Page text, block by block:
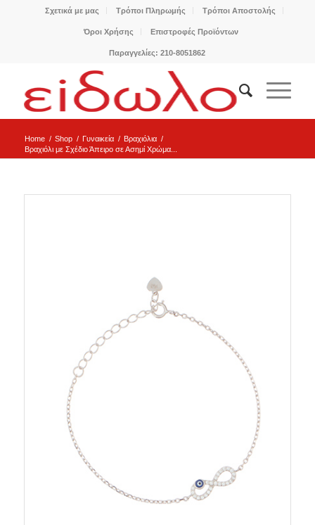
Σχετικά με μας Τρόποι Πληρωμής Τρόποι Αποστολής
Όροι Χρήσης Επιστροφές Προϊόντων
Παραγγελίες: 210-8051862
Home / Shop / Γυναικεία / Βραχιόλια /
Βραχιόλι με Σχέδιο Άπειρο σε Ασημί Χρώμα...